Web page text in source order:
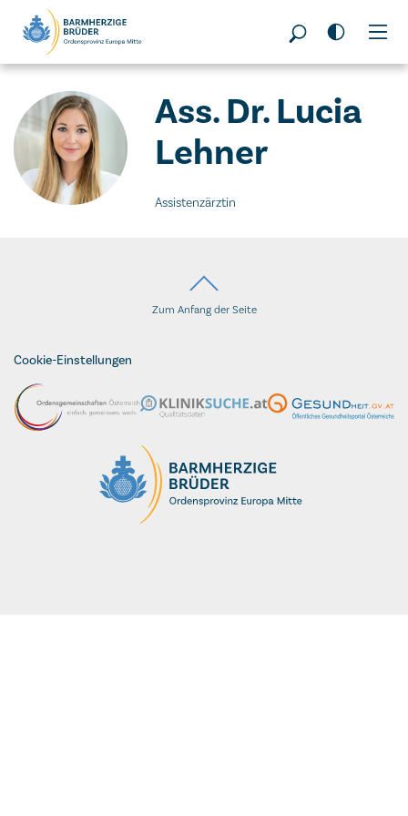
Seitenbereiche:
Ass. Dr. Lucia
Lehner
Assistenzärztin
Zum Anfang der Seite
Cookie-Einstellungen